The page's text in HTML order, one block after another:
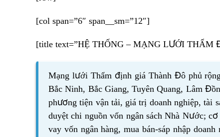
[col span=”6″ span__sm=”12″]
[title text=”HỆ THỐNG – MẠNG LƯỚI THẨM
Mạng lưới Thẩm định giá Thành Đô phủ
Bắc Ninh, Bắc Giang, Tuyên Quang, Lâm
phương tiện vận tải, giá trị doanh nghiệp, tài
duyệt chi nguồn vốn ngân sách Nhà Nước;
vay vốn ngân hàng, mua bán-sáp nhập